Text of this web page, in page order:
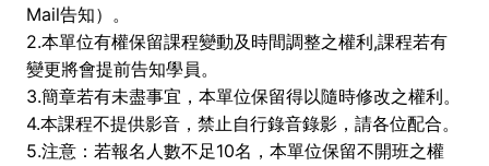
Mail告知）。
2.本單位有權保留課程變動及時間調整之權利,課程若有
變更將會提前告知學員。
3.簡章若有未盡事宜，本單位保留得以隨時修改之權利。
4.本課程不提供影音，禁止自行錄音錄影，請各位配合。
5.注意：若報名人數不足10名，本單位保留不開班之權